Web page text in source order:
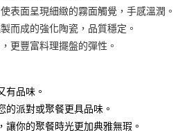
之後才付款」的支付方式。 讓您購物簡單
需綁卡、不需儲值。
訊認證，即可結帳。
表面呈現細緻的霧面觸覺，手感溫潤。
而成的強化陶瓷，品質穩定。
更豐富料理擺盤的彈性。
有品味。
的派對或聚餐更具品味。
讓你的聚餐時光更加典雅無瑕。